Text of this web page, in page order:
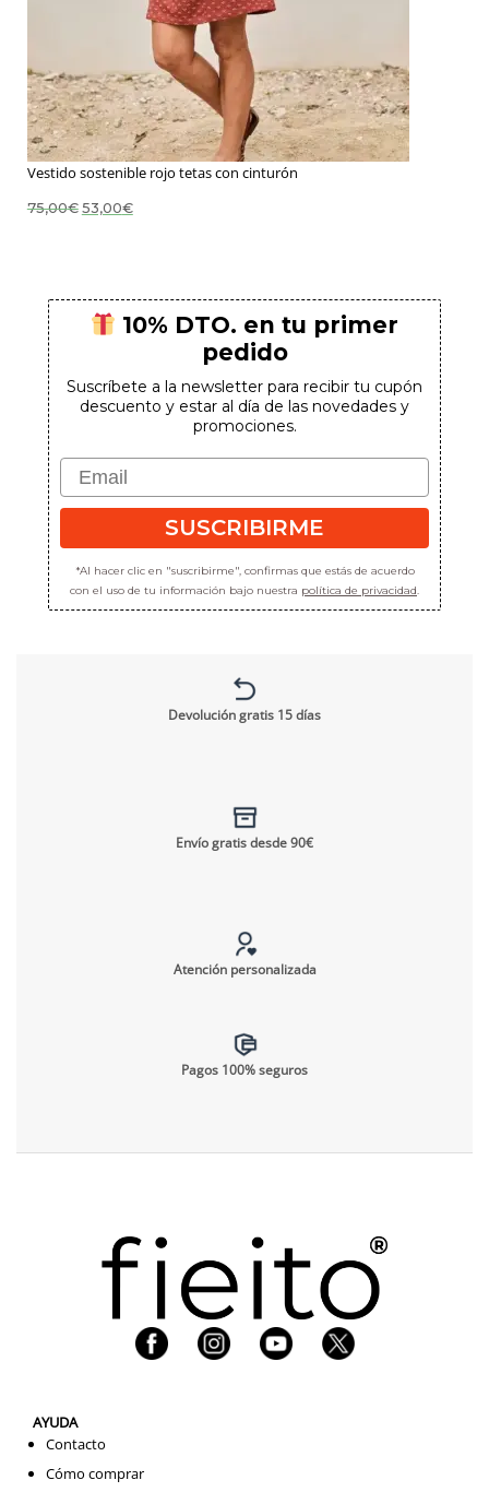
Vestido sostenible rojo tetas con cinturón
75,00€ El
precio
53,00€El
precio
10% DTO. en tu primer
pedido
Suscríbete a la newsletter para recibir tu cupón
descuento y estar al día de las novedades y
promociones.
Email
SUSCRIBIRME
*Al hacer clic en "suscribirme", confirmas que estás de acuerdo
con el uso de tu información bajo nuestra política de privacidad.
Devolución gratis 15 días
Envío gratis desde 90€
Atención personalizada
Pagos 100% seguros
AYUDA
Contacto
Cómo comprar